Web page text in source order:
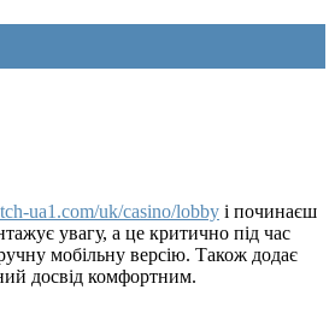
ua1.com/uk/casino/lobby і починаєш
увагу, а це критично під час
мобільну версію. Також додає
досвід комфортним.